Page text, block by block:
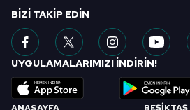
BIZI TAKIP EDIN
UYGULAMALARIMIZI İNDİRİN!